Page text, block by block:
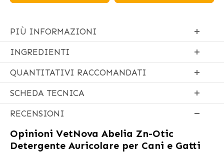
PIÙ INFORMAZIONI
INGREDIENTI
QUANTITATIVI RACCOMANDATI
SCHEDA TECNICA
RECENSIONI
Opinioni VetNova Abelia Zn-Otic
Detergente Auricolare per Cani e Gatti